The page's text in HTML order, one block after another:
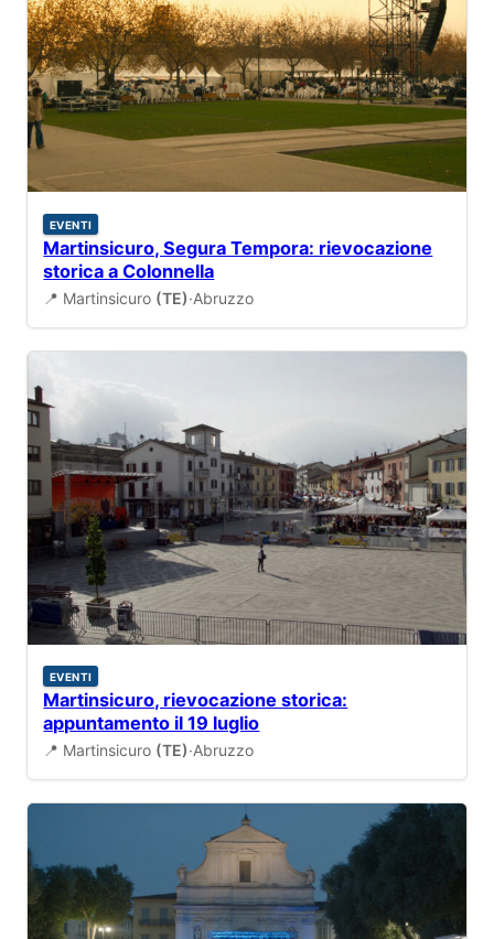
EVENTI
Martinsicuro, Segura Tempora: rievocazione
storica a Colonnella
📍 Martinsicuro (TE)·Abruzzo
EVENTI
Martinsicuro, rievocazione storica:
appuntamento il 19 luglio
📍 Martinsicuro (TE)·Abruzzo